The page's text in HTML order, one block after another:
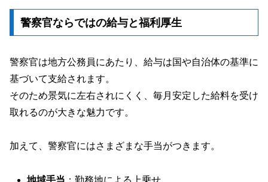
警察官ならではの給与と福利厚生
警察官は地方公務員にあたり、給与は国や自治体の基準に
基づいて支給されます。
そのため景気に左右されにくく、毎月安定した給料を受け
取れるのが大きな魅力です。
加えて、警察官にはさまざまな手当がつきます。